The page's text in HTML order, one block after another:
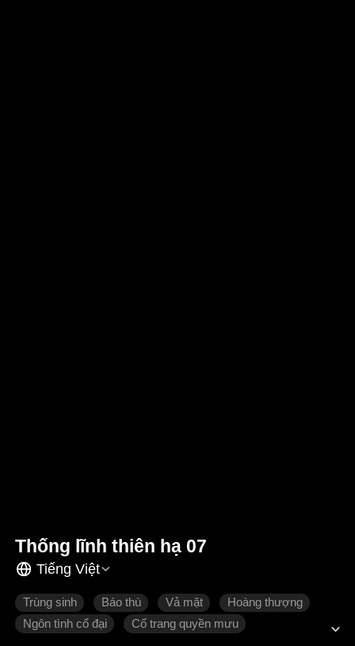
Thống lĩnh thiên hạ 07
Tiếng Việt
Trùng sinh Báo thù Vả mặt
Hoàng thượng
Ngôn tình cổ đại
Cổ trang quyền mưu